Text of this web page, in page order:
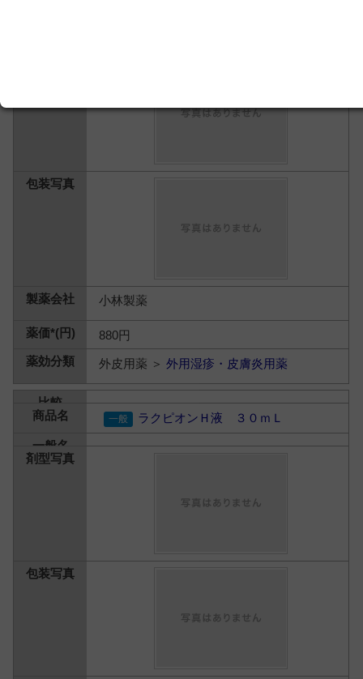
小林製薬
880円
外皮用薬 ＞外用湿疹・皮膚炎用薬
ラクピオンＨ液 ３０ｍＬ